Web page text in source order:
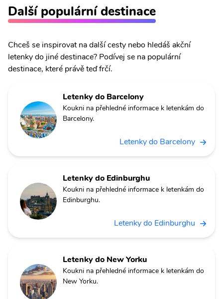
Další populární destinace
Chceš se inspirovat na další cesty nebo hledáš akční
letenky do jiné destinace? Podívej se na populární
destinace, které právě teď frčí.
Letenky do Barcelony
Koukni na přehledné informace k letenkám do
Barcelony.
Letenky do Barcelony
Letenky do Edinburghu
Koukni na přehledné informace k letenkám do
Edinburghu.
Letenky do Edinburghu
Letenky do New Yorku
Koukni na přehledné informace k letenkám do
New Yorku.